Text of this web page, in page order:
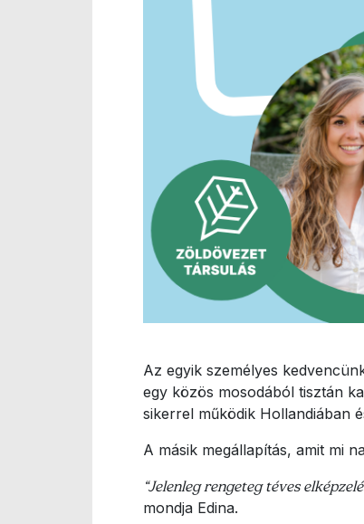
Az egyik személyes
egy közös mosodából tisztán
sikerrel működik Hollandiában
A másik megállapítás, amit mi
“Jelenleg rengeteg téves
mondja Edina.